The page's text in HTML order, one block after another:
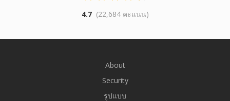
4.7 (22,684 คะแนน)
About
Security
รูปแบบ